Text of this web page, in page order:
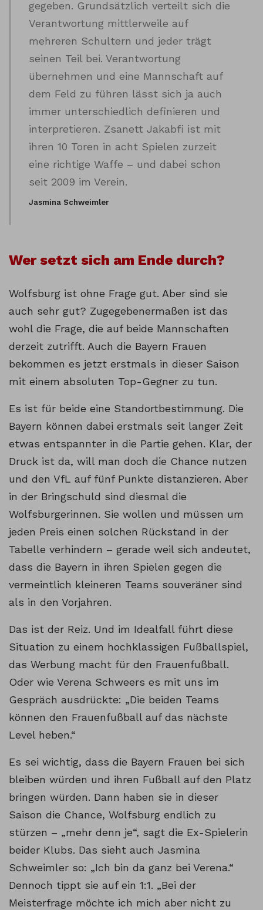
gegeben. Grundsätzlich verteilt sich die
Verantwortung mittlerweile auf
mehreren Schultern und jeder trägt
seinen Teil bei. Verantwortung
übernehmen und eine Mannschaft auf
dem Feld zu führen lässt sich ja auch
immer unterschiedlich definieren und
interpretieren. Zsanett Jakabfi ist mit
ihren 10 Toren in acht Spielen zurzeit
eine richtige Waffe – und dabei schon
seit 2009 im Verein.
Jasmina Schweimler
Wer setzt sich am Ende durch?
Wolfsburg ist ohne Frage gut. Aber sind sie
auch sehr gut? Zugegebenermaßen ist das
wohl die Frage, die auf beide Mannschaften
derzeit zutrifft. Auch die Bayern Frauen
bekommen es jetzt erstmals in dieser Saison
mit einem absoluten Top-Gegner zu tun.
Es ist für beide eine Standortbestimmung. Die
Bayern können dabei erstmals seit langer Zeit
etwas entspannter in die Partie gehen. Klar, der
Druck ist da, will man doch die Chance nutzen
und den VfL auf fünf Punkte distanzieren. Aber
in der Bringschuld sind diesmal die
Wolfsburgerinnen. Sie wollen und müssen um
jeden Preis einen solchen Rückstand in der
Tabelle verhindern – gerade weil sich andeutet,
dass die Bayern in ihren Spielen gegen die
vermeintlich kleineren Teams souveräner sind
als in den Vorjahren.
Das ist der Reiz. Und im Idealfall führt diese
Situation zu einem hochklassigen Fußballspiel,
das Werbung macht für den Frauenfußball.
Oder wie Verena Schweers es mit uns im
Gespräch ausdrückte: „Die beiden Teams
können den Frauenfußball auf das nächste
Level heben.“
Es sei wichtig, dass die Bayern Frauen bei sich
bleiben würden und ihren Fußball auf den Platz
bringen würden. Dann haben sie in dieser
Saison die Chance, Wolfsburg endlich zu
stürzen – „mehr denn je“, sagt die Ex-Spielerin
beider Klubs. Das sieht auch Jasmina
Schweimler so: „Ich bin da ganz bei Verena.“
Dennoch tippt sie auf ein 1:1. „Bei der
Meisterfrage möchte ich mich aber nicht zu